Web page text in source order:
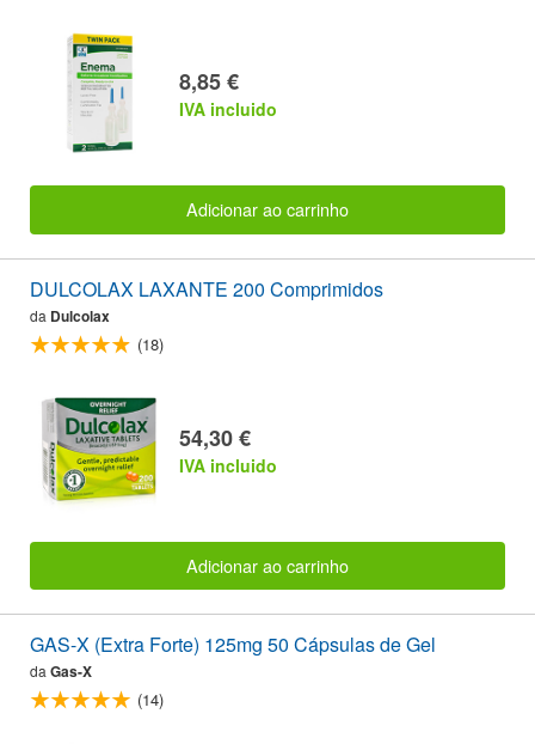
8,85 €
IVA incluido
Adicionar ao carrinho
DULCOLAX LAXANTE 200 Comprimidos
da Dulcolax
(18)
54,30 €
IVA incluido
Adicionar ao carrinho
GAS-X (Extra Forte) 125mg 50 Cápsulas de Gel
daGas-X
(14)